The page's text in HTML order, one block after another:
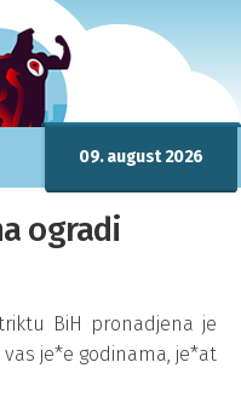
09. august 2026
ogradi
BiH pronadjena je
je*e godinama, je*at